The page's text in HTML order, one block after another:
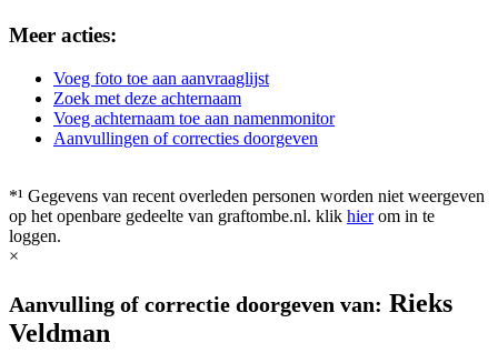
Meer acties:
Voeg foto toe aan aanvraaglijst
Zoek met deze achternaam
Voeg achternaam toe aan namenmonitor
Aanvullingen of correcties doorgeven
*¹ Gegevens van recent overleden personen worden niet weergeven
op het openbare gedeelte van graftombe.nl. klik hierom in te
loggen.
×
Aanvulling of correctie doorgeven van: Rieks
Veldman